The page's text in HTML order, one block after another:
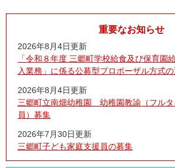
重要なお知らせ
2026年8月4日更新
「令和８年度 三郷町学校給食及び保育園
入業務」に係る公募型プロポーザル方式
2026年8月4日更新
三郷町立南畑幼稚園 幼稚園教諭（フル
員）募集
2026年7月30日更新
三郷町子ども家庭支援員の募集